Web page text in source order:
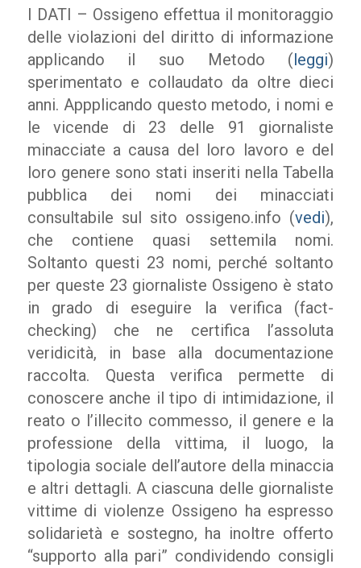
I DATI – Ossigeno effettua il monitoraggio
delle violazioni del diritto di informazione
applicando il suo Metodo (leggi)
sperimentato e collaudato da oltre dieci
anni. Appplicando questo metodo, i nomi e
le vicende di 23 delle 91 giornaliste
minacciate a causa del loro lavoro e del
loro genere sono stati inseriti nella Tabella
pubblica dei nomi dei minacciati
consultabile sul sito ossigeno.info (vedi),
che contiene quasi settemila nomi.
Soltanto questi 23 nomi, perché soltanto
per queste 23 giornaliste Ossigeno è stato
in grado di eseguire la verifica (fact-
checking) che ne certifica l’assoluta
veridicità, in base alla documentazione
raccolta. Questa verifica permette di
conoscere anche il tipo di intimidazione, il
reato o l’illecito commesso, il genere e la
professione della vittima, il luogo, la
tipologia sociale dell’autore della minaccia
e altri dettagli. A ciascuna delle giornaliste
vittime di violenze Ossigeno ha espresso
solidarietà e sostegno, ha inoltre offerto
“supporto alla pari” condividendo consigli